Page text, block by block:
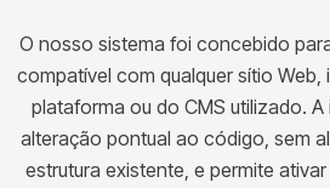
O nosso sistema foi concebido
compatível com qualquer sítio
plataforma ou do CMS utilizado.
alteração pontual ao código, sem
estrutura existente, e permite